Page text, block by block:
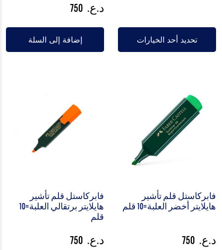
تحديد أحد الخيارات
د.ع.
إضافة إلى السلة
فابركاستل قلم تأشير
هايلايتر أخضر العلبة=10 قلم
د.ع.
فابركاستل قلم تأشير
هايلايتر برتقالي العلبة=10
قلم
د.ع.